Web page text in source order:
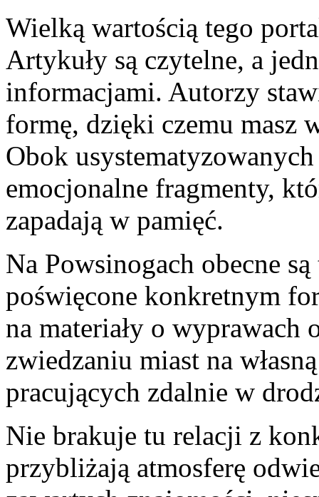
Wielką wartością tego
Artykuły są czytelne, a
informacjami. Autorzy
formę, dzięki czemu masz
Obok
emocjonalne fragmenty,
zapadają w pamięć.
Na Powsinogach obecne
poświęcone konkretnym
na materiały o wyprawach
zwiedzaniu miast na
pracujących zdalnie w
Nie brakuje tu relacji z
przybliżają atmosferę